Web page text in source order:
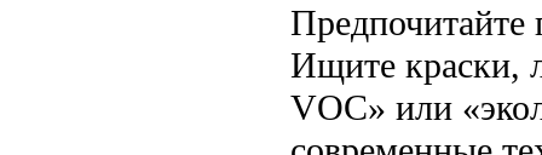
Ищите краски,
VOC» или